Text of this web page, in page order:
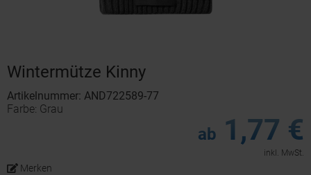
Wintermütze Kinny
Artikelnummer: AND722589-77
Farbe: Grau
ab 1,77 €
inkl. MwSt.
Merken